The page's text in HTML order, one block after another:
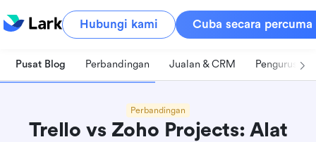
Hubungi kami Cuba secara percuma
Pusat Blog Perbandingan Jualan & CRM Pengurusan
Perbandingan
Trello vs Zoho Projects: Alat